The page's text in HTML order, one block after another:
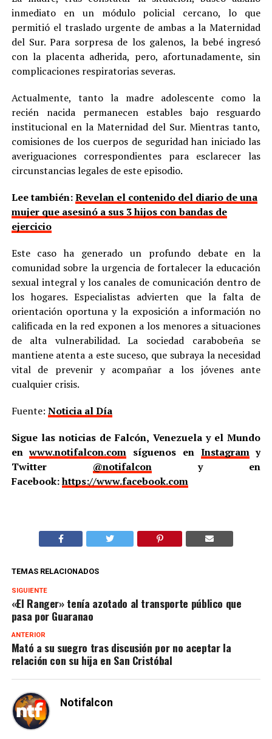
inmediato en un módulo policial cercano, lo que
permitió el traslado urgente de ambas a la Maternidad
del Sur. Para sorpresa de los galenos, la bebé ingresó
con la placenta adherida, pero, afortunadamente, sin
complicaciones respiratorias severas.
Actualmente, tanto la madre adolescente como la
recién nacida permanecen estables bajo resguardo
institucional en la Maternidad del Sur. Mientras tanto,
comisiones de los cuerpos de seguridad han iniciado las
averiguaciones correspondientes para esclarecer las
circunstancias legales de este episodio.
Lee también:Revelan el contenido del diario de una
mujer que asesinó a sus 3 hijos con bandas de
ejercicio
Este caso ha generado un profundo debate en la
comunidad sobre la urgencia de fortalecer la educación
sexual integral y los canales de comunicación dentro de
los hogares. Especialistas advierten que la falta de
orientación oportuna y la exposición a información no
calificada en la red exponen a los menores a situaciones
de alta vulnerabilidad. La sociedad carabobeña se
mantiene atenta a este suceso, que subraya la necesidad
vital de prevenir y acompañar a los jóvenes ante
cualquier crisis.
Fuente: Noticia al Día
Sigue las noticias de Falcón, Venezuela y el Mundo
enwww.notifalcon.com síguenos en Instagramy
Twitter @notifalcony en
Facebook:https://www.facebook.com
TEMAS RELACIONADOS
SIGUIENTE
«El Ranger» tenía azotado al transporte público que
pasa por Guaranao
ANTERIOR
Mató a su suegro tras discusión por no aceptar la
relación con su hija en San Cristóbal
Notifalcon